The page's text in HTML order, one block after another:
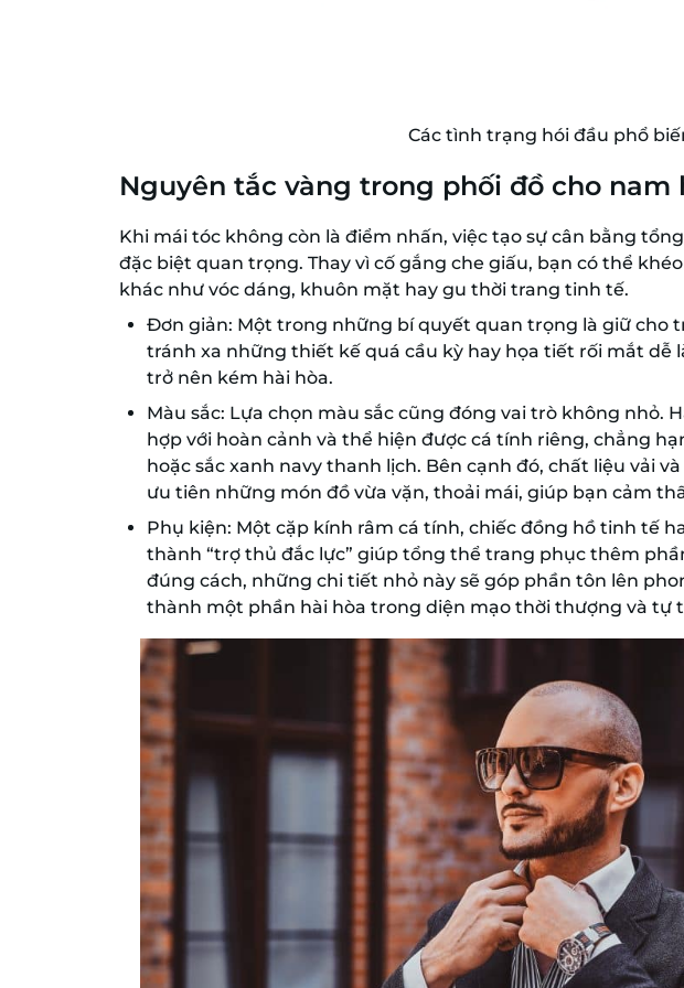
Các tình trạng hói đầu phổ
Nguyên tắc vàng trong phối đồ cho nam
Khi mái tóc không còn là điểm nhấn, việc tạo sự cân bằng
đặc biệt quan trọng. Thay vì cố gắng che giấu, bạn có thể
khác như vóc dáng, khuôn mặt hay gu thời trang tinh tế.
Đơn giản: Một trong những bí quyết quan trọng là giữ cho
tránh xa những thiết kế quá cầu kỳ hay họa tiết rối mắt dễ
trở nên kém hài hòa.
Màu sắc: Lựa chọn màu sắc cũng đóng vai trò không nhỏ.
hợp với hoàn cảnh và thể hiện được cá tính riêng, chẳng
hoặc sắc xanh navy thanh lịch. Bên cạnh đó, chất liệu vải
ưu tiên những món đồ vừa vặn, thoải mái, giúp bạn cảm
Phụ kiện: Một cặp kính râm cá tính, chiếc đồng hồ tinh tế
thành “trợ thủ đắc lực” giúp tổng thể trang phục thêm
đúng cách, những chi tiết nhỏ này sẽ góp phần tôn lên
thành một phần hài hòa trong diện mạo thời thượng và tự